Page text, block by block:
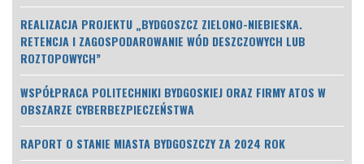
REALIZACJA PROJEKTU „BYDGOSZCZ ZIELONO-NIEBIESKA.
RETENCJA I ZAGOSPODAROWANIE WÓD DESZCZOWYCH LUB
ROZTOPOWYCH”
WSPÓŁPRACA POLITECHNIKI BYDGOSKIEJ ORAZ FIRMY ATOS W
OBSZARZE CYBERBEZPIECZEŃSTWA
RAPORT O STANIE MIASTA BYDGOSZCZY ZA 2024 ROK